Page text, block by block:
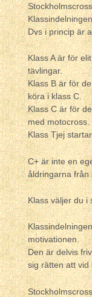
Dvs i princip är
Klass A är för
tävlingar.
Klass B är för
köra i klass C.
Klass C är för
med motocross.
Klass Tjej
C+ är inte en
åldringarna från
Klass väljer du i
motivationen.
Den är delvis
sig rätten att vid